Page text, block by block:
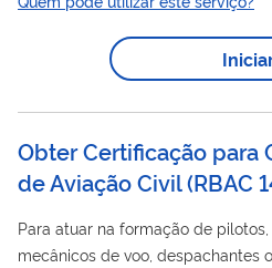
Armazenagem (CBPDA) é o
atestando que determinado
Boas Práticas de Distribuição e
serviço, a empresa previamente
Obter Certificação para
de Aviação Civil (RBAC
Para atuar na formação de pilotos,
mecânicos de voo, despachantes